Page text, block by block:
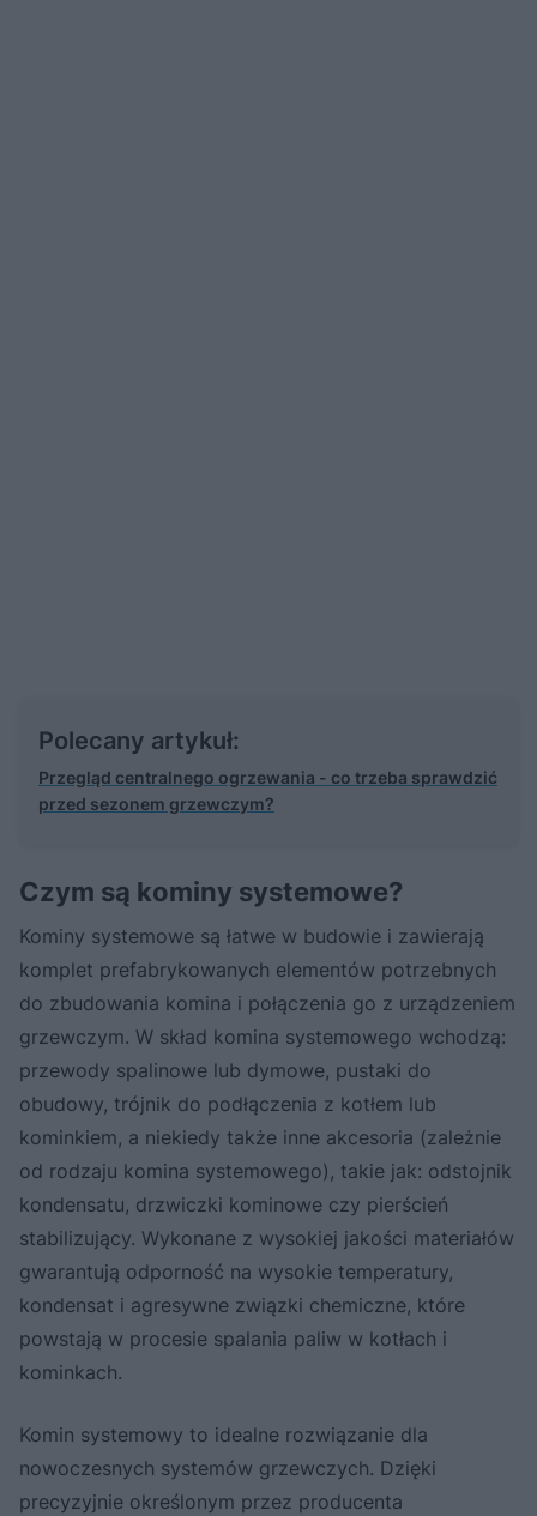
Polecany artykuł:
Przegląd centralnego ogrzewania - co trzeba sprawdzić
przed sezonem grzewczym?
Czym są kominy systemowe?
Kominy systemowe są łatwe w budowie i zawierają
komplet prefabrykowanych elementów potrzebnych
do zbudowania komina i połączenia go z urządzeniem
grzewczym. W skład komina systemowego wchodzą:
przewody spalinowe lub dymowe, pustaki do
obudowy, trójnik do podłączenia z kotłem lub
kominkiem, a niekiedy także inne akcesoria (zależnie
od rodzaju komina systemowego), takie jak: odstojnik
kondensatu, drzwiczki kominowe czy pierścień
stabilizujący. Wykonane z wysokiej jakości materiałów
gwarantują odporność na wysokie temperatury,
kondensat i agresywne związki chemiczne, które
powstają w procesie spalania paliw w kotłach i
kominkach.
Komin systemowy to idealne rozwiązanie dla
nowoczesnych systemów grzewczych. Dzięki
precyzyjnie określonym przez producenta